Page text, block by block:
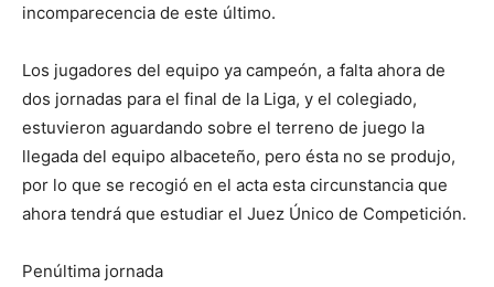
incomparecencia de este último.
Los jugadores del equipo ya campeón, a falta ahora de
dos jornadas para el final de la Liga, y el colegiado,
estuvieron aguardando sobre el terreno de juego la
llegada del equipo albaceteño, pero ésta no se produjo,
por lo que se recogió en el acta esta circunstancia que
ahora tendrá que estudiar el Juez Único de Competición.
Penúltima jornada